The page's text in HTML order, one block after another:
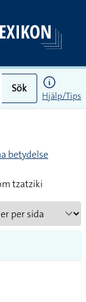
Sök
Hjälp/Tips
betydelse
tzatziki